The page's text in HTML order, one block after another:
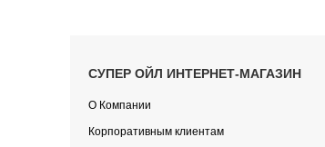
СУПЕР ОЙЛ ИНТЕРНЕТ-МАГАЗИН
О Компании
Корпоративным клиентам